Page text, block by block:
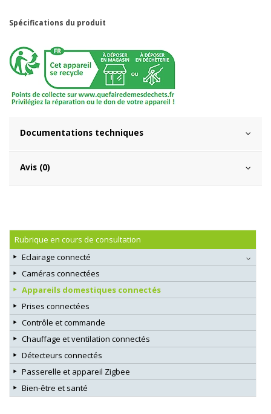
Spécifications du produit
Documentations techniques
Avis (0)
Rubrique en cours de consultation
Eclairage connecté
Caméras connectées
Appareils domestiques connectés
Prises connectées
Contrôle et commande
Chauffage et ventilation connectés
Détecteurs connectés
Passerelle et appareil Zigbee
Bien-être et santé